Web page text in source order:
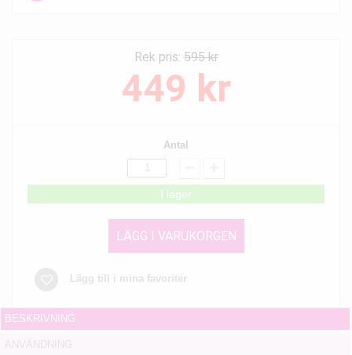
Rek pris:595 kr
449 kr
Antal
I lager
LÄGG I VARUKORGEN
Lägg till i mina favoriter
BESKRIVNING